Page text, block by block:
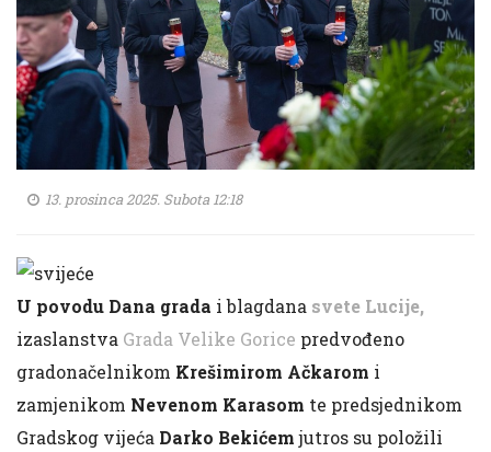
13. prosinca 2025. Subota 12:18
U povodu Dana grada i blagdana svete Lucije,
izaslanstva Grada Velike Gorice predvođeno
gradonačelnikom Krešimirom Ačkarom i
zamjenikom Nevenom Karasom te predsjednikom
Gradskog vijeća Darko Bekićemjutros su položili